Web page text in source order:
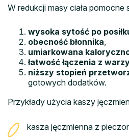
W redukcji masy ciała pomocne
wysoka sytość po
obecność błonnika,
umiarkowana
łatwość łączenia z
niższy stopień
gotowych dodatków.
Przykłady użycia kaszy
kasza jęczmienna z